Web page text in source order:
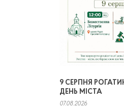
9 СЕРПНЯ
ДЕНЬ МІСТА
07.08.2026